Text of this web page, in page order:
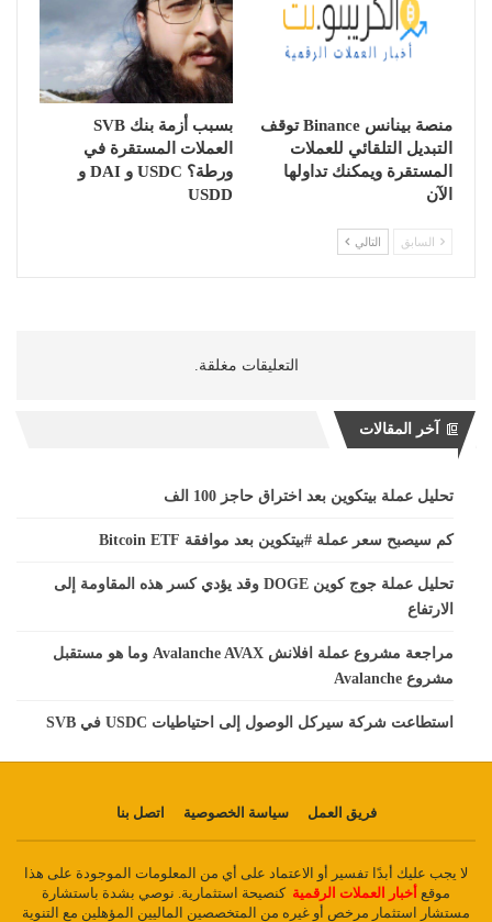
منصة بينانس Binance توقف
التبديل التلقائي للعملات
المستقرة ويمكنك تداولها
الآن
بسبب أزمة بنك SVB
العملات المستقرة في
ورطة؟ USDC و DAI و
USDD
السابق التالي
التعليقات مغلقة.
آخر المقالات
تحليل عملة بيتكوين بعد اختراق حاجز 100 الف
كم سيصبح سعر عملة #بيتكوين بعد موافقة Bitcoin ETF
تحليل عملة جوج كوين DOGE وقد يؤدي كسر هذه المقاومة إلى
الارتفاع
مراجعة مشروع عملة افلانش Avalanche AVAX وما هو مستقبل
مشروع Avalanche
استطاعت شركة سيركل الوصول إلى احتياطيات USDC في SVB
فريق العمل سياسة الخصوصية اتصل بنا
لا يجب عليك أبدًا تفسير أو الاعتماد على أي من المعلومات الموجودة على هذا
موقع أخبار العملات الرقمية كنصيحة استثمارية. نوصي بشدة باستشارة
مستشار استثمار مرخص أو غيره من المتخصصين الماليين المؤهلين مع التنوية